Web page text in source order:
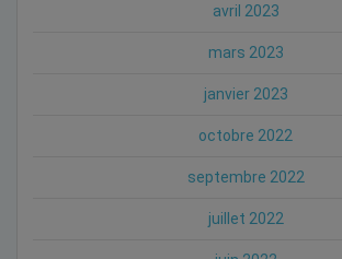
avril 2023
mars 2023
janvier 2023
octobre 2022
septembre 2022
juillet 2022